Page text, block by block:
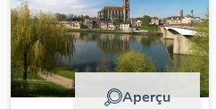
Aperçu